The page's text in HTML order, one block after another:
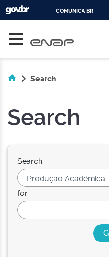
COMUNICA BR
Search
Search
Search:
for